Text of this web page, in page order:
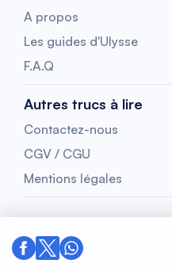
A propos
Les guides d'Ulysse
F.A.Q
Autres trucs à lire
Contactez-nous
CGV / CGU
Mentions légales